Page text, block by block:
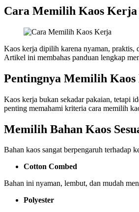
Cara Memilih Kaos Kerja
Kaos kerja dipilih karena nyaman, praktis,
Artikel ini membahas panduan lengkap
Pentingnya Memilih
Kaos kerja bukan sekadar pakaian, tetapi
penting memahami kriteria cara memilih
Memilih Bahan Kaos
Bahan kaos sangat berpengaruh terhadap
Cotton Combed
Bahan ini nyaman, lembut, dan mudah
Polyester